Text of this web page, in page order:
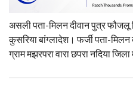
असली पता-मिलन दीवान पुत्र फौजलू
कुसरिया बांग्लादेश। फर्जी पता-मिलन
ग्राम मझरपरा वारा छपरा नदिया जिला